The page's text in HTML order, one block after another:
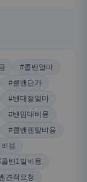
#콜밴얼마
#콜밴단가
#밴대절얼마
#밴임대비용
#콜밴렌탈비용
용
밴1일비용
견적요청